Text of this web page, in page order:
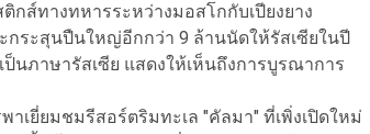
กส์ทางทหารระหว่างมอสโกกับเปียงยาง
กระสุนปืนใหญ่อีกกว่า 9 ล้านนัดให้รัสเซียในปี
ภาษารัสเซีย แสดงให้เห็นถึงการบูรณาการ
เยี่ยมชมรีสอร์ตริมทะเล "คัลมา" ที่เพิ่งเปิดใหม่